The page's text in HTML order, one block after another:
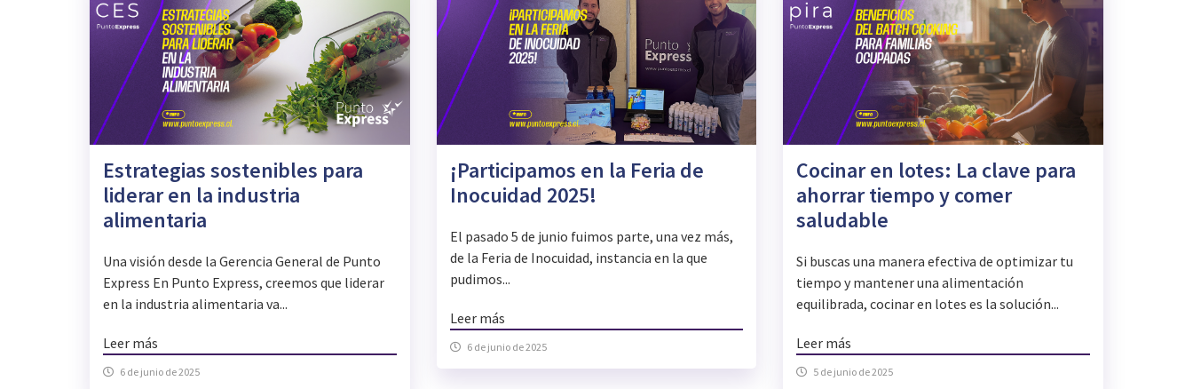
Estrategias sostenibles para
liderar en la industria
alimentaria
Una visión desde la Gerencia General de Punto
Express En Punto Express, creemos que liderar
en la industria alimentaria va...
Leer más
6 de junio de 2025
¡Participamos en la Feria de
Inocuidad 2025!
El pasado 5 de junio fuimos parte, una vez más,
de la Feria de Inocuidad, instancia en la que
pudimos...
Leer más
6 de junio de 2025
Cocinar en lotes: La clave para
ahorrar tiempo y comer
saludable
Si buscas una manera efectiva de optimizar tu
tiempo y mantener una alimentación
equilibrada, cocinar en lotes es la solución...
Leer más
5 de junio de 2025